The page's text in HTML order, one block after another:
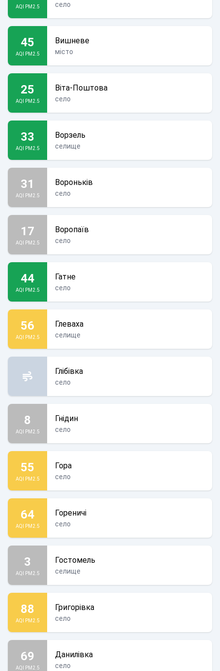
AQI PM2.5 село
45
AQI PM2.5
Вишневе
місто
25
AQI PM2.5
Віта-Поштова
село
33
AQI PM2.5
Ворзель
селище
31
AQI PM2.5
Вороньків
село
17
AQI PM2.5
Воропаїв
село
44
AQI PM2.5
Гатне
село
56
AQI PM2.5
Глеваха
селище
Глібівка
село
8
AQI PM2.5
Гнідин
село
55
AQI PM2.5
Гора
село
64
AQI PM2.5
Гореничі
село
3
AQI PM2.5
Гостомель
селище
88
AQI PM2.5
Григорівка
село
69
AQI PM2.5
Данилівка
село